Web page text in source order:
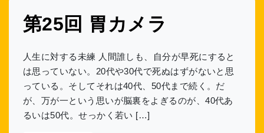
第25回 胃カメラ
人生に対する未練 人間誰しも、自分が早死にすると
は思っていない。20代や30代で死ぬはずがないと思
っている。そしてそれは40代、50代まで続く。だ
が、万が一という思いが脳裏をよぎるのが、40代あ
るいは50代。せっかく若い […]